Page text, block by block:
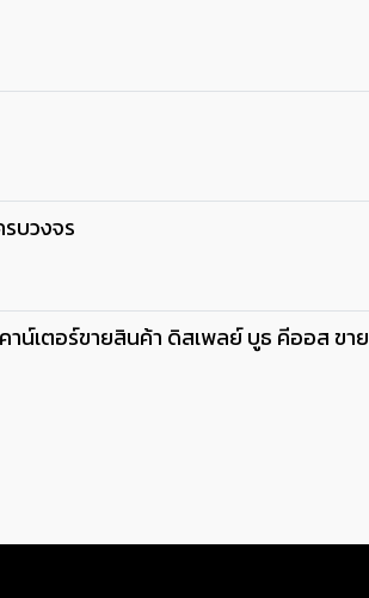
บวงจร
น์เตอร์ขายสินค้า ดิสเพลย์ บูธ คีออส ขาย